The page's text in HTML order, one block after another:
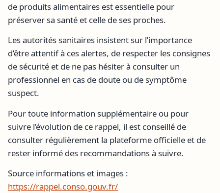
de produits alimentaires est essentielle pour
préserver sa santé et celle de ses proches.
Les autorités sanitaires insistent sur l’importance
d’être attentif à ces alertes, de respecter les consignes
de sécurité et de ne pas hésiter à consulter un
professionnel en cas de doute ou de symptôme
suspect.
Pour toute information supplémentaire ou pour
suivre l’évolution de ce rappel, il est conseillé de
consulter régulièrement la plateforme officielle et de
rester informé des recommandations à suivre.
Source informations et images :
https://rappel.conso.gouv.fr/